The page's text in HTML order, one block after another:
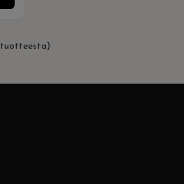
tuotteesta)